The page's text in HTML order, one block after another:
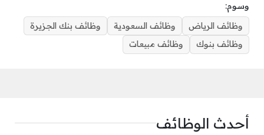
وسوم:
وظائف الرياض
وظائف السعودية
وظائف بنك الجزيرة
وظائف بنوك
وظائف مبيعات
أحدث الوظائف